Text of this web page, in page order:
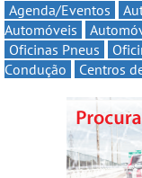
Agenda/Eventos
Automóveis
Oficinas Pneus
Condução
Centros